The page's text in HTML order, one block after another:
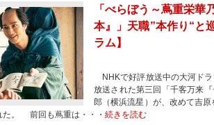
「べらぼう～蔦重栄華
本』」天職”本作り“と
ラム】
NHKで好評放送中の大河ド
放送された第三回「千客万来
郎（横浜流星）が、改めて吉
た。 前回も蔦重は・・・ 続きを読む